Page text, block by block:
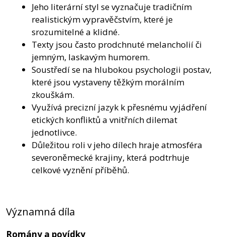
Jeho literární styl se vyznačuje tradičním
realistickým vypravěčstvím, které je
srozumitelné a klidné.
Texty jsou často prodchnuté melancholií či
jemným, laskavým humorem.
Soustředí se na hlubokou psychologii postav,
které jsou vystaveny těžkým morálním
zkouškám.
Využívá precizní jazyk k přesnému vyjádření
etických konfliktů a vnitřních dilemat
jednotlivce.
Důležitou roli v jeho dílech hraje atmosféra
severoněmecké krajiny, která podtrhuje
celkové vyznění příběhů.
Významná díla
Romány a povídky